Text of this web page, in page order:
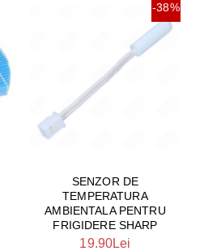
-38%
SENZOR DE
TEMPERATURA
AMBIENTALA PENTRU
FRIGIDERE SHARP
19.90Lei